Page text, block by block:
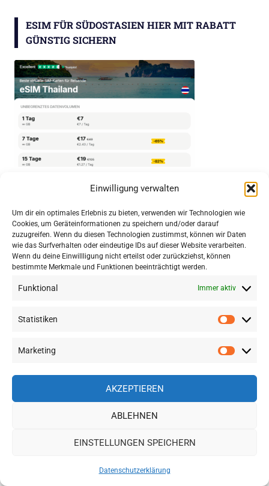
Einwilligung verwalten
Um dir ein optimales Erlebnis zu bieten, verwenden wir Technologien wie
Cookies, um Geräteinformationen zu speichern und/oder darauf
zuzugreifen. Wenn du diesen Technologien zustimmst, können wir Daten
wie das Surfverhalten oder eindeutige IDs auf dieser Website verarbeiten.
Wenn du deine Einwillligung nicht erteilst oder zurückziehst, können
bestimmte Merkmale und Funktionen beeinträchtigt werden.
Funktional Immer aktiv
Statistiken
Marketing
AKZEPTIEREN
ABLEHNEN
EINSTELLUNGEN SPEICHERN
Datenschutzerklärung
ESIM FÜR SÜDOSTASIEN HIER MIT RABATT
GÜNSTIG SICHERN
ALLE BLOGBEITRÄGE
August 2026(1)
Juli 2026(10)
Juni 2026(4)
Mai 2026(5)
Januar 2026
November 2025
(17)
August 2025(20)